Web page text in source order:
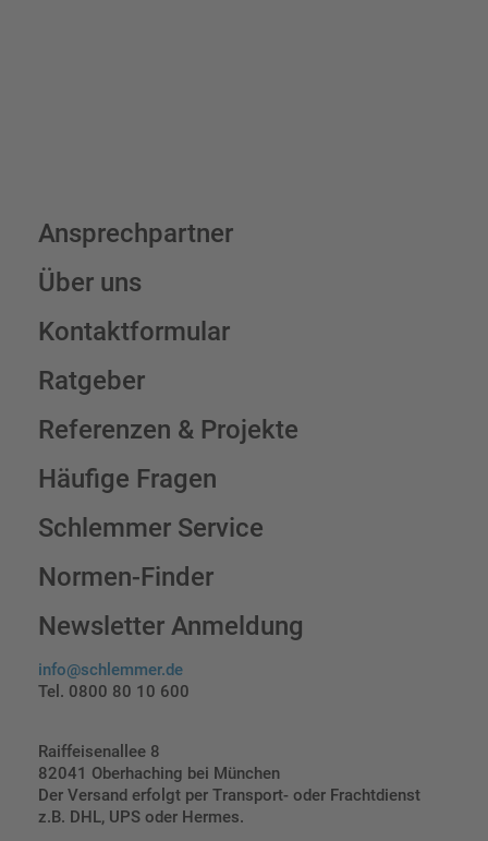
Ansprechpartner
Über uns
Kontaktformular
Ratgeber
Referenzen & Projekte
Häufige Fragen
Schlemmer Service
Normen-Finder
Newsletter Anmeldung
info@schlemmer.de
Tel. 0800 80 10 600
Raiffeisenallee 8
82041 Oberhaching bei München
Der Versand erfolgt per Transport- oder Frachtdienst
z.B. DHL, UPS oder Hermes.